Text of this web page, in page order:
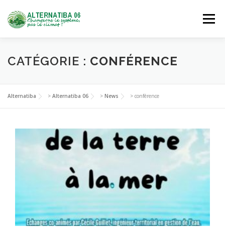
contenu
Menu
NOUS DÉCOUVRIR AGIR SE FORMER
NOUS REJOINDRE
CATÉGORIE : CONFÉRENCE
Alternatiba > Alternatiba 06 > News > conférence